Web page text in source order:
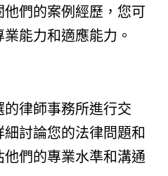
們的案例經歷，您可
能力和適應能力。
律師事務所進行交
討論您的法律問題和
們的專業水準和溝通